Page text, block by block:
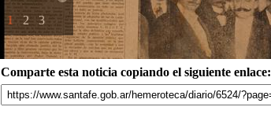
1 2 3
Comparte esta noticia copiando el siguiente enlace: